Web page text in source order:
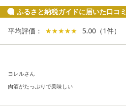
ふるさと納税ガイドに届いた口コミ
平均評価： ★★★★★
★★★★★ 5.00 （1件）
ヨレルさん
肉酒がたっぷりで美味しい